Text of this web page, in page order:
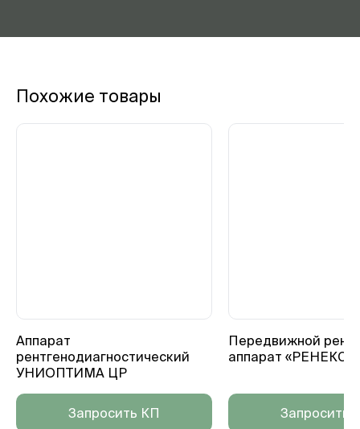
Похожие товары
Аппарат
рентгенодиагностический
УНИОПТИМА ЦР
Запросить КП
Передвижной
аппарат «РЕНЕКС-
Запросить